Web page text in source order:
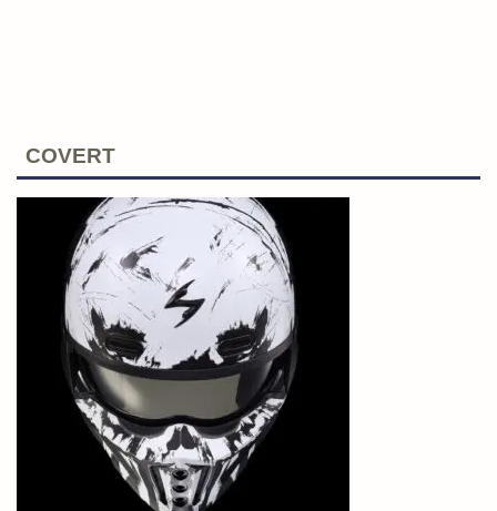
COVERT